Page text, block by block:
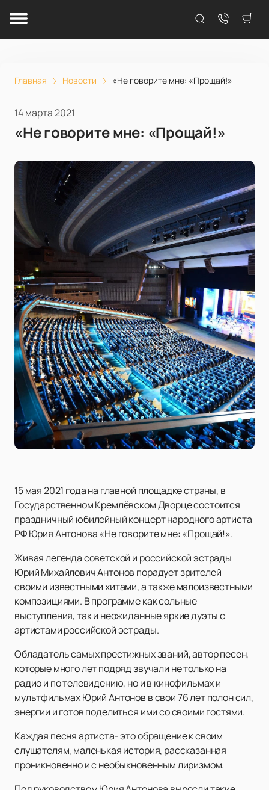
Главная Новости «Не говорите мне: «Прощай!»
14 марта 2021
«Не говорите мне: «Прощай!»
15 мая 2021 года на главной площадке страны, в
Государственном Кремлёвском Дворце состоится
праздничный юбилейный концерт народного артиста
РФ Юрия Антонова «Не говорите мне: «Прощай!».
Живая легенда советской и российской эстрады
Юрий Михайлович Антонов порадует зрителей
своими известными хитами, а также малоизвестными
композициями. В программе как сольные
выступления, так и неожиданные яркие дуэты с
артистами российской эстрады.
Обладатель самых престижных званий, автор песен,
которые много лет подряд звучали не только на
радио и по телевидению, но и в кинофильмах и
мультфильмах Юрий Антонов в свои 76 лет полон сил,
энергии и готов поделиться ими со своими гостями.
Каждая песня артиста- это обращение к своим
слушателям, маленькая история, рассказанная
проникновенно и с необыкновенным лиризмом.